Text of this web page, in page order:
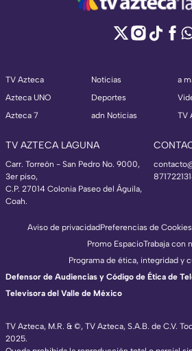
TV Azteca
Azteca UNO
Azteca 7
Noticias
Deportes
adn Noticias
a
TV
TV AZTECA LAGUNA
Carr. Torreón - San Pedro No. 9000,
3er piso,
C.P. 27014 Colonia Paseo del Águila,
Coah.
TV Azteca, M.R. & ©, TV Azteca, S.A.B. de C.V.
2025.
Aviso de privacidadPreferencias de Cookies
Promo EspacioTrabaja con
Programa de ética, integridad y
Defensor de Audiencias y Código de Ética de
Televisora del Valle de México